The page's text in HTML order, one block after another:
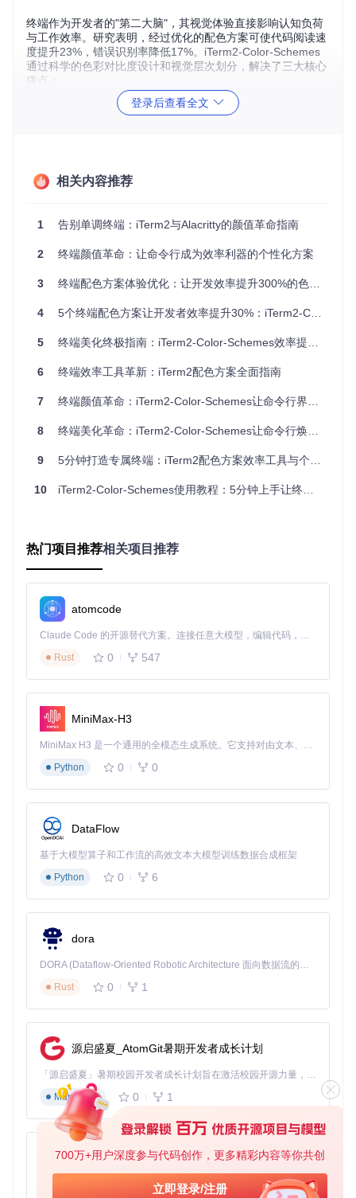
700万+用户深度参与代码创作，更多精彩内容等你共创
立即登录/注册
终端作为开发者的"第二大脑"，其视觉体验直接影响认知负荷
与工作效率。研究表明，经过优化的配色方案可使代码阅读速
度提升23%，错误识别率降低17%。iTerm2-Color-Schemes
通过科学的色彩对比度设计和视觉层次划分，解决了三大核心
痛点：
1.1 告别视觉疲劳：从"黑白电视"到"高清彩屏"的转变
降低蓝光比例：深色主题平均减少40%的蓝光发射
标准对比度
现）
高亮，符合人体工学的色彩设计减轻长时间编码疲劳
1.2 提升代码可读性：色彩编码的信息分层艺术
or-Schemes通过色彩心理学原理，建立了清晰的视觉层次：
色彩类型 功能意义
神经科学依据
蓝色系
关键字与常量
激活大脑逻辑分析区域
绿色系
字符串与注释
降低认知负荷，提高舒适度
增强工作记忆编码
图：Ayu Mirage配色方案的色彩编码系统，低饱和度色调减少
视觉干扰，同时保持代码元素的清晰区分
二、如何3分钟完成终端颜值改造？——零基础
快速上手指南
# 1. 克隆项目仓库（约200MB，包含所有配色方案与工具）
git clone https://gitcode.com/GitHub_Trending/it/iTerm2-
# 2. 进入项目目录
ls schemes/ | grep -i
# 4. 安装辅助工具（可选，用于批量管理配色）
pip install -r requirements.txt
# 5. 启动配置工具（图形化界面）
2.2 核心实施路径：从导入到应用的完整流程
操作指令
果
注意事项
打开iTerm2 → Preferences
→ Profiles → Colors → Col
选择 Dracula.itermcolors
并点击Import
配色方
案出现
在预设
可同时导入多
个方案（按住C
ommand多
从Color Presets下拉菜单选
择新导入的方案
即应用
新配色
个包含代码的
文件验证效果
永久保
存配色
设置
可创建多个Pro
file对应不同配
色方案
登录后查看全文
相关内容推荐
1 告别单调终端：iTerm2与Alacritty的颜值革命指南
2 终端颜值革命：让命令行成为效率利器的个性化方案
3 终端配色方案体验优化：让开发效率提升300%的色彩管理方案
4 5个终端配色方案让开发者效率提升30%：iTerm2-Color-Schemes个性化指南
5 终端美化终极指南：iTerm2-Color-Schemes效率提升实战
6 终端效率工具革新：iTerm2配色方案全面指南
7 终端颜值革命：iTerm2-Color-Schemes让命令行界面焕然一新
8 终端美化革命：iTerm2-Color-Schemes让命令行焕发色彩活力
9 5分钟打造专属终端：iTerm2配色方案效率工具与个性化配置指南
10 iTerm2-Color-Schemes使用教程：5分钟上手让终端颜值飙升
热门项目推荐相关项目推荐
atomcode
Claude Code 的开源替代方案。连接任意大模型，编辑代码，运行命令，自动验证 — 全自动执行。用 Rust 构建，极致性能。 ｜ An open-source alternative to Claude Code. Connect any LLM, edit code, run commands, and verify changes — autonomously. Built in Rust for speed. Get Started
Rust
0 547
MiniMax-H3
MiniMax H3 是一个通用的全模态生成系统。它支持对由文本、图像、视频和音频组成的多模态上下文进行统一理解，并能生成分辨率高达 2K、时长可达 15 秒的带原生立体声音频的视频。得益于面向任务泛化的系统设计，H3 在预训练阶段就已具备广泛的多模态上下文理解与生成能力，能够出色地执行复杂的多模态指令。
Python
0 0
DataFlow
基于大模型算子和工作流的高效文本大模型训练数据合成框架
Python
0 6
dora
DORA (Dataflow-Oriented Robotic Architecture 面向数据流的机器人架构) 是为 AI 与具身智能机器人打造的高性能开发框架，以数据流范式重构开发逻辑，原生支持分布式部署与端边云协同 —— 无需复杂适配，即可实现一体端到端具身大小脑、VLA等模型部署，无缝衔接感知、推理、控制全链路，让 AI 能力与机器人动作深度融合。 依托 Rust 内核与零拷贝通信技术，它将具身大小脑、VLA等模型推理、多模态数据融合延迟压缩至微秒级，同时兼容 ROS2 生态与国产 AI 芯片，彻底降低具身智能机器人的开发门槛，让分布式部署下的 AI 赋能创新更高效、更灵活。
Rust
0 1
源启盛夏_AtomGit暑期开发者成长计划
「源启盛夏」暑期校园开发者成长计划旨在激活校园开源力量，通过积分激励、认证扶持、资源倾斜等形式，引导高校组织和开发者完成「入驻 — 建项目 — 做贡献 — 获认证 — 得资源」的完整闭环。无论你是想带领社团入驻平台的组织者，还是希望用代码贡献证明自己的开发者，都能在这里找到属于你的成长路径。
Markdown
0 1
py-xiaozhi
基于Python的Xiaozhi AI，适用于想要完整Xiaozhi体验而无需拥有专用硬件的用户。